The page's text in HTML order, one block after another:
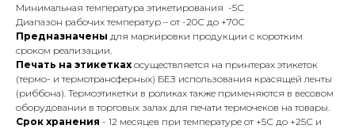
Минимальная температура этикетирования -5С
Диапазон рабочих температур – от -20С до +70С
Предназначены для маркировки продукции с коротким
сроком реализации.
Печать на этикеткахосуществляется на принтерах этикеток
(термо- и термотрансферных) БЕЗ использования красящей ленты
(риббона). Термоэтикетки в роликах также применяются в весовом
оборудовании в торговых залах для печати термочеков на товары.
Срок хранения - 12 месяцев при температуре от +5С до +25С и